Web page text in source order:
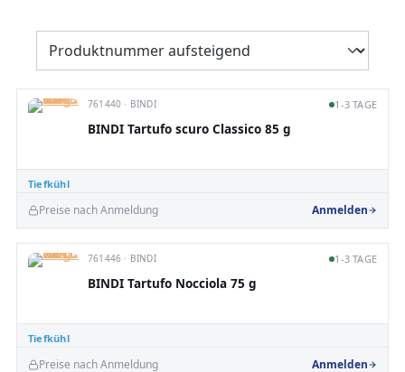
Tiefkühl
761440 · BINDI 1-3 TAGE
BINDI Tartufo scuro Classico 85 g
Preise nach Anmeldung Anmelden
Tiefkühl
761446 · BINDI 1-3 TAGE
BINDI Tartufo Nocciola 75 g
Preise nach Anmeldung Anmelden